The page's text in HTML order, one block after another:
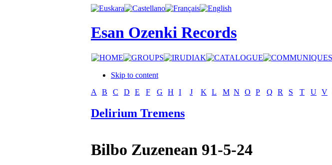
Esan Ozenki Records
Skip to content
A
B C D E F G H I J K L M N O P Q R S T U V
Delirium Tremens
Bilbo Zuzenean 91-5-24